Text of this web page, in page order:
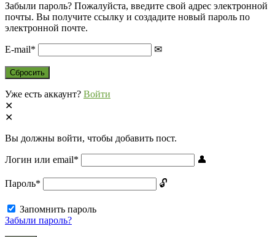
Забыли пароль? Пожалуйста, введите свой адрес электронной
почты. Вы получите ссылку и создадите новый пароль по
электронной почте.
E-mail*
Уже есть аккаунт? Войти
Вы должны войти, чтобы добавить пост.
Логин или email*
Пароль*
Запомнить пароль
Забыли пароль?